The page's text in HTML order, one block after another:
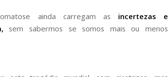
ainda carregam as incertezas e
sem sabermos se somos mais ou menos